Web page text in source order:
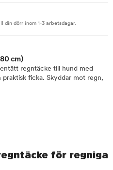
din dörr inom 1-3 arbetsdagar.
cm)
regntäcke till hund med
ficka. Skyddar mot regn,
för regniga